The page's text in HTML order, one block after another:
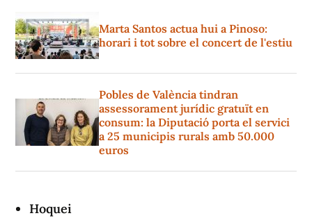
Marta Santos actua hui a Pinoso:
horari i tot sobre el concert de l'estiu
Pobles de València tindran
assessorament jurídic gratuït en
consum: la Diputació porta el servici
a 25 municipis rurals amb 50.000
euros
Hoquei